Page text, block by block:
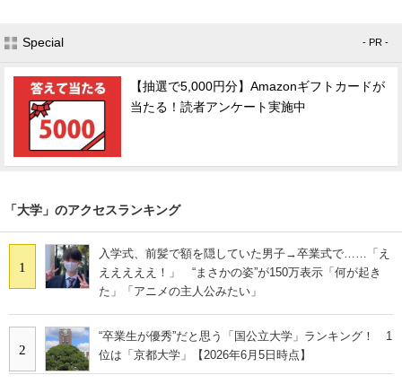
Special - PR -
【抽選で5,000円分】Amazonギフトカードが
当たる！読者アンケート実施中
「大学」のアクセスランキング
1
入学式、前髪で額を隠していた男子→卒業式で……「え
えええええ！」 “まさかの姿”が150万表示「何が起き
た」「アニメの主人公みたい」
2
“卒業生が優秀”だと思う「国公立大学」ランキング！ 1
位は「京都大学」【2026年6月5日時点】